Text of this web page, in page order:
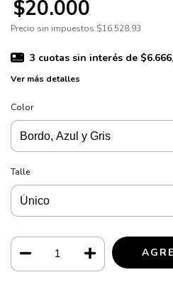
$20.000
Precio sin impuestos $16.528,93
3 cuotas sin interés de
Ver más detalles
Color
Talle